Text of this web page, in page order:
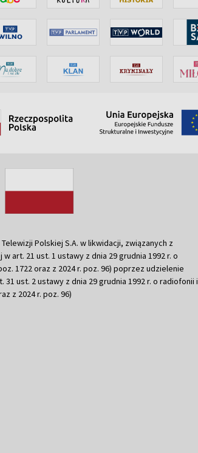
Polskiej S.A. w likwidacji, związanych z
art. 21 ust. 1 ustawy z dnia 29 grudnia 1992 r. o
1722 oraz z 2024 r. poz. 96) poprzez udzielenie
ust. 2 ustawy z dnia 29 grudnia 1992 r. o radiofonii i
z 2024 r. poz. 96)